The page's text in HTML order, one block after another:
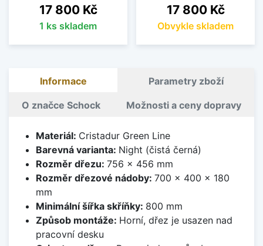
Cena
17 800 Kč
1 ks skladem
Cena
17 800 Kč
Obvykle skladem
Informace Parametry zboží
O značce Schock Možnosti a ceny dopravy
Materiál: Cristadur Green Line
Barevná varianta: Night (čistá černá)
Rozměr dřezu: 756 x 456 mm
Rozměr dřezové nádoby: 700 x 400 x 180
mm
Minimální šířka skříňky: 800 mm
Způsob montáže: Horní, dřez je usazen nad
pracovní desku